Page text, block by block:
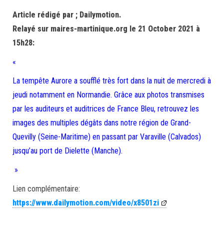
Article rédigé par ; Dailymotion.
Relayé sur maires-martinique.org le 21 October 2021 à
15h28:
«
La tempête Aurore a soufflé très fort dans la nuit de mercredi à
jeudi notamment en Normandie. Grâce aux photos transmises
par les auditeurs et auditrices de France Bleu, retrouvez les
images des multiples dégâts dans notre région de Grand-
Quevilly (Seine-Maritime) en passant par Varaville (Calvados)
jusqu’au port de Dielette (Manche).
»
Lien complémentaire:
https://www.dailymotion.com/video/x8501zi